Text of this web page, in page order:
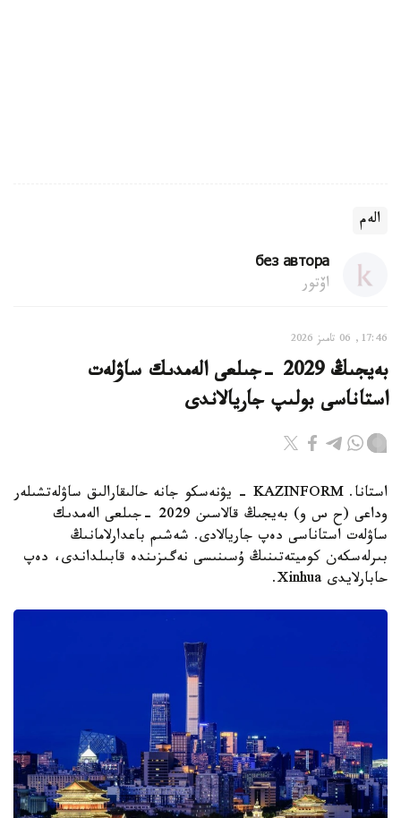
الەم
без автора
اۆتور
17:46, 06 تامىز 2026
بەيجىڭ 2029 -جىلعى الەمدىك ساۋلەت
استاناسى بولىپ جاريالاندى
استانا. KAZINFORM - يۋنەسكو جانە حالىقارالىق ساۋلەتشىلەر
وداعى (ح س و) بەيجىڭ قالاسىن 2029 -جىلعى الەمدىك
ساۋلەت استاناسى دەپ جاريالادى. شەشىم باعدارلامانىڭ
بىرلەسكەن كوميتەتىنىڭ ۇسىنىسى نەگىزىندە قابىلداندى، دەپ
حابارلايدى Xinhua.